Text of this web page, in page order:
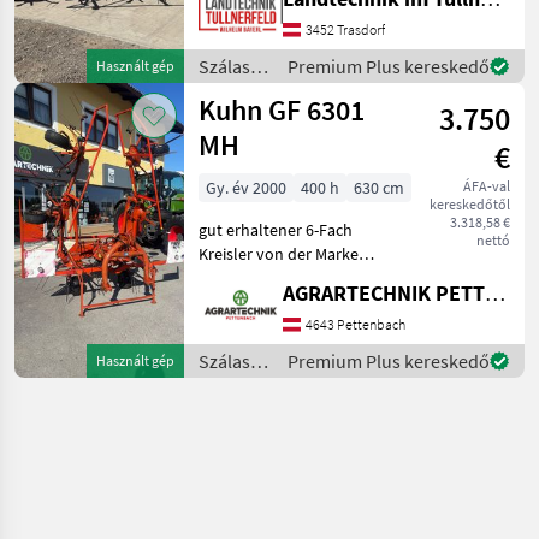
Használt gép
Beleuchtung + Gelenkwelle
+ Grenzstreueinrichtung +
hydraulische Hochstellung
+ Tas
3452 Trasdorf
Szálastakarmány
betakarítók
/ Kuhn
Premium Plus kereskedő
Használt gép
Kuhn GF 6301
MH
3.750
€
ÁFA-val
kereskedőtől
3.318,58 €
nettó
Gy. év 2000 400 h
630 cm
gut erhaltener 6-Fach
Kreisler von der Marke
inkl. Beleuchtung
Függesztett rendkezelő,
Világítás, Védőkorlát
Szálastakarmány
AGRARTECHNIK PETTENBACH GMBH
4643 Pettenbach
Szálastakarmány
betakarítók
Premium Plus kereskedő